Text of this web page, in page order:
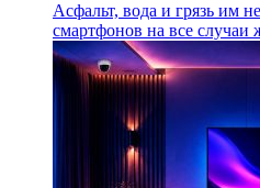
Асфальт, вода и грязь им
смартфонов на все случаи